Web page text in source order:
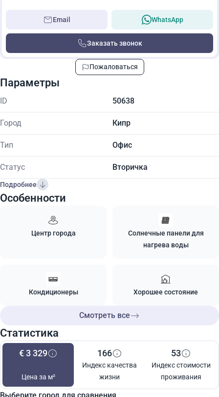
Email WhatsApp
Заказать звонок
Пожаловаться
Параметры
ID 50638
Город Кипр
Тип Офис
Статус Вторичка
Подробнее
Особенности
Центр города
Солнечные панели для
нагрева воды
Кондиционеры Хорошее состояние
Смотреть все
Статистика
€ 3 329
Цена за м²
166
Индекс качества
жизни
53
Индекс стоимости
проживания